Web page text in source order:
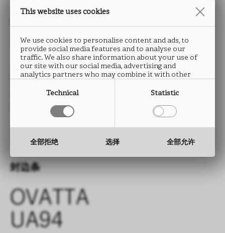
OVATTA
UA94
类型： HPL防火板
尺寸： 2760 x 2040 mm
厚度： 0.9 mm
封边条
OVATTA
UA94
This website uses cookies
We use cookies to personalise content and ads, to
provide social media features and to analyse our
traffic. We also share information about your use of
our site with our social media, advertising and
analytics partners who may combine it with other
they have collected from your use of their services.
Technical Statistic
全部拒绝 选择 全部允许